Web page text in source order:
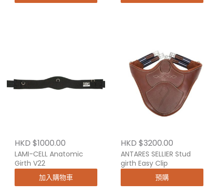
HKD $1000.00
LAMI-CELL Anatomic
Girth V22
加入購物車
HKD $3200.00
ANTARES SELLIER Stud
girth Easy Clip
預購